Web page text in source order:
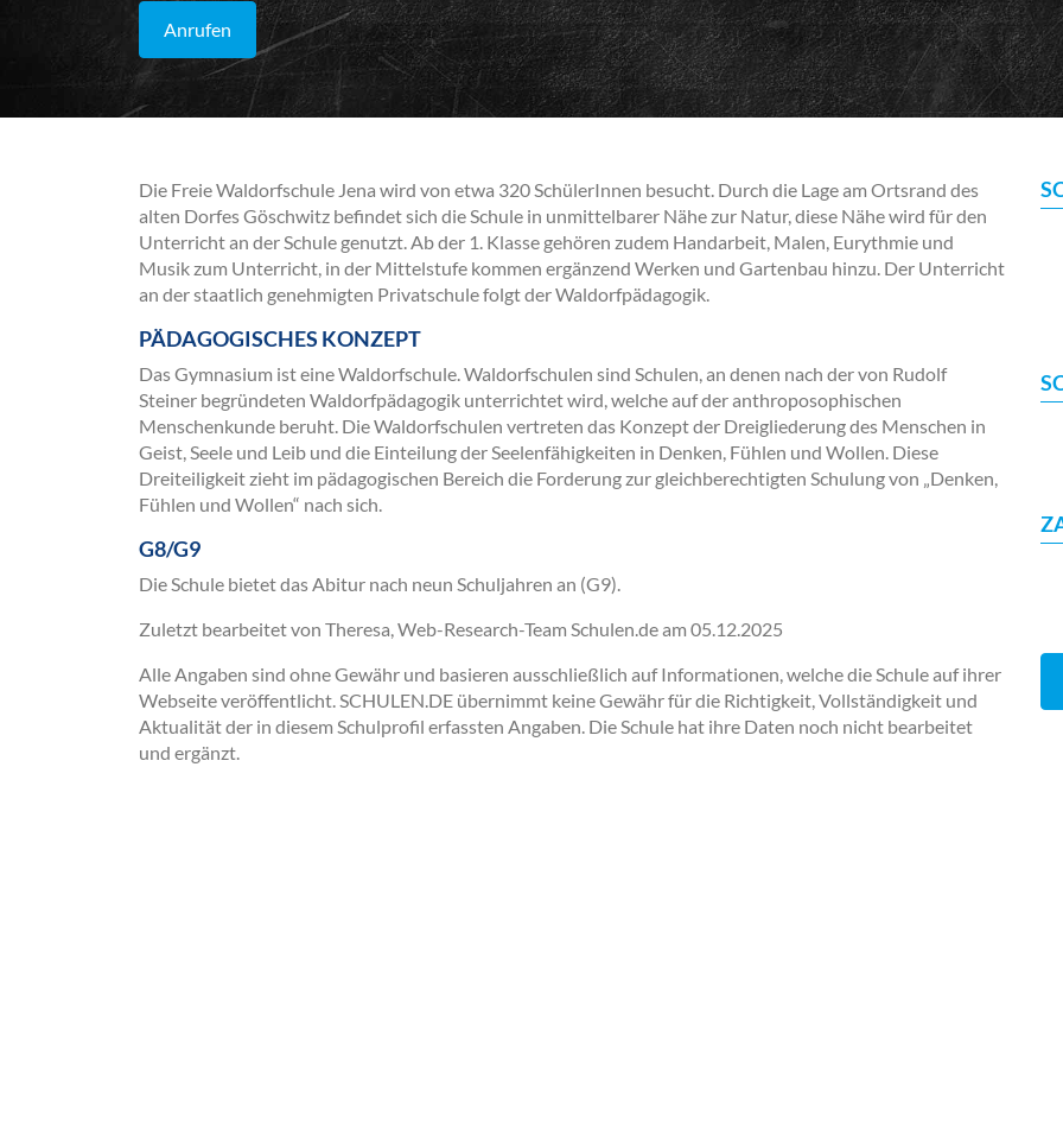
Anrufen
Die Freie Waldorfschule Jena wird von etwa 320 SchülerInnen besucht. Durch die Lage am Ortsrand des
alten Dorfes Göschwitz befindet sich die Schule in unmittelbarer Nähe zur Natur, diese Nähe wird für den
Unterricht an der Schule genutzt. Ab der 1. Klasse gehören zudem Handarbeit, Malen, Eurythmie und
Musik zum Unterricht, in der Mittelstufe kommen ergänzend Werken und Gartenbau hinzu. Der Unterricht
an der staatlich genehmigten Privatschule folgt der Waldorfpädagogik.
PÄDAGOGISCHES KONZEPT
Das Gymnasium ist eine Waldorfschule. Waldorfschulen sind Schulen, an denen nach der von Rudolf
Steiner begründeten Waldorfpädagogik unterrichtet wird, welche auf der anthroposophischen
Menschenkunde beruht. Die Waldorfschulen vertreten das Konzept der Dreigliederung des Menschen in
Geist, Seele und Leib und die Einteilung der Seelenfähigkeiten in Denken, Fühlen und Wollen. Diese
Dreiteiligkeit zieht im pädagogischen Bereich die Forderung zur gleichberechtigten Schulung von „Denken,
Fühlen und Wollen“ nach sich.
G8/G9
Die Schule bietet das Abitur nach neun Schuljahren an (G9).
Zuletzt bearbeitet von Theresa, Web-Research-Team Schulen.de am 05.12.2025
Alle Angaben sind ohne Gewähr und basieren ausschließlich auf Informationen, welche die Schule auf ihrer
Webseite veröffentlicht. SCHULEN.DE übernimmt keine Gewähr für die Richtigkeit, Vollständigkeit und
Aktualität der in diesem Schulprofil erfassten Angaben. Die Schule hat ihre Daten noch nicht bearbeitet
und ergänzt.